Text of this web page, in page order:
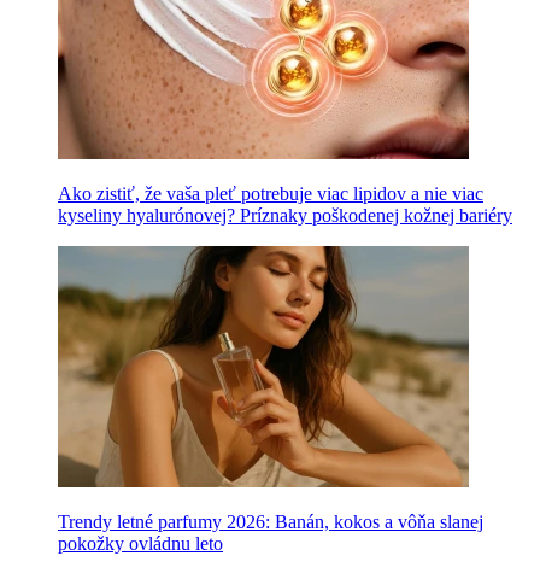
Ako zistiť, že vaša pleť potrebuje viac lipidov a nie viac
kyseliny hyalurónovej? Príznaky poškodenej kožnej bariéry
Trendy letné parfumy 2026: Banán, kokos a vôňa slanej
pokožky ovládnu leto